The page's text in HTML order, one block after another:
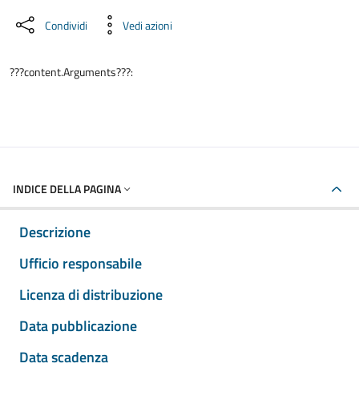
Condividi Vedi azioni
???content.Arguments???:
INDICE DELLA PAGINA
Descrizione
Ufficio responsabile
Licenza di distribuzione
Data pubblicazione
Data scadenza